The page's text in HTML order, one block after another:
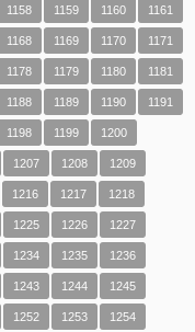
1158 1159 1160 1161
1168 1169 1170 1171
1178 1179 1180 1181
1188 1189 1190 1191
1198 1199 1200
1207 1208 1209
1216 1217 1218
1225 1226 1227
1234 1235 1236
1243 1244 1245
1252 1253 1254